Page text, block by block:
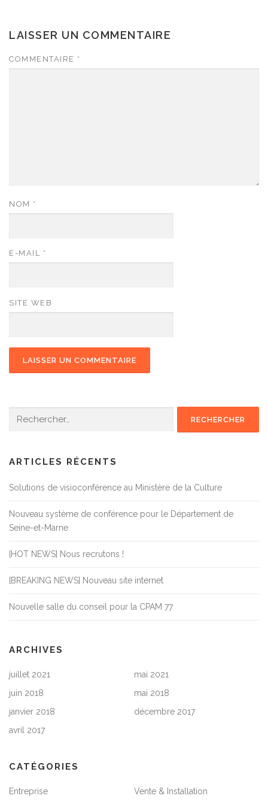
LAISSER UN COMMENTAIRE
COMMENTAIRE *
NOM *
E-MAIL *
SITE WEB
ARTICLES RÉCENTS
Solutions de visioconférence au Ministère de la Culture
Nouveau système de conférence pour le Département de
Seine-et-Marne
[HOT NEWS] Nous recrutons !
[BREAKING NEWS] Nouveau site internet
Nouvelle salle du conseil pour la CPAM 77
ARCHIVES
juillet 2021
mai 2021
juin 2018
mai 2018
janvier 2018
décembre 2017
avril 2017
CATÉGORIES
Entreprise Vente & Installation